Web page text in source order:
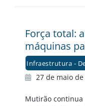
Força total:
máquinas
Infraestrutura -
27 de maio de
Mutirão continua